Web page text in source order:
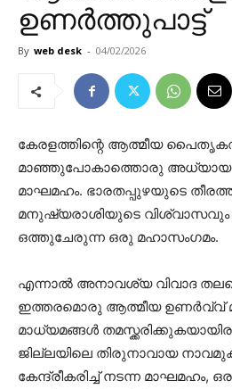
ഉണർത്തുപാട്ട്
By web desk - 04/02/2026
കേരളത്തിന്റെ ആത്മീയ
മാഞ്ഞുപോകാത്തൊരു
മാഘമഹം. ഭാരതപ്പുഴയുടെ
മനുഷ്യരാശിയുടെ വിശ്വാസവും
ഒത്തുചേരുന്ന ഒരു മഹാസംഗമം.
എന്നാൽ അനാവശ്യ വിവാദ
ഇത്തരമൊരു ആത്മീയ ഉണർവ്വ്
മാധ്യമങ്ങൾ
ജില്ലയിലെ തിരുനാവായ
കേന്ദ്രീകരിച്ച് നടന്ന മാഘമഹം,